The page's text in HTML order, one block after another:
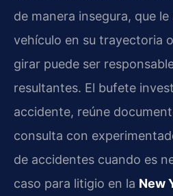
de manera insegura, que
vehículo en su trayectoria
girar puede ser
resultantes. El bufete
accidente, reúne
consulta con
de accidentes cuando es
caso para litigio en la New